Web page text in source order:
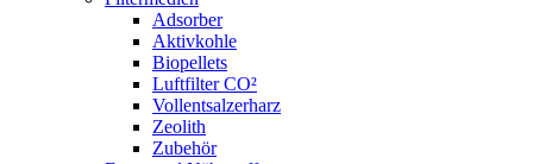
Adsorber
Aktivkohle
Biopellets
Luftfilter CO²
Vollentsalzerharz
Zeolith
Zubehör